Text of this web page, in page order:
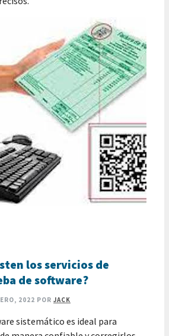
los servicios de
de software?
2022 POR JACK
sistemático es ideal para